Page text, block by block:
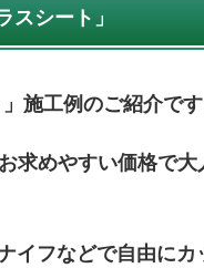
シート」
施工例のご紹介です
めやすい価格で大
イフなどで自由に